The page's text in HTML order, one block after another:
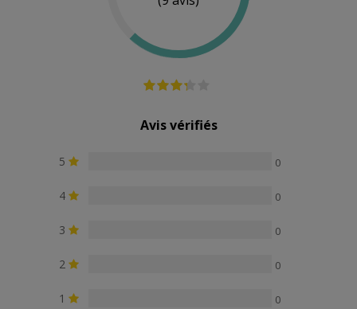
Submersible
Avis vérifiés
5 0
4 0
3 0
2 0
1 0